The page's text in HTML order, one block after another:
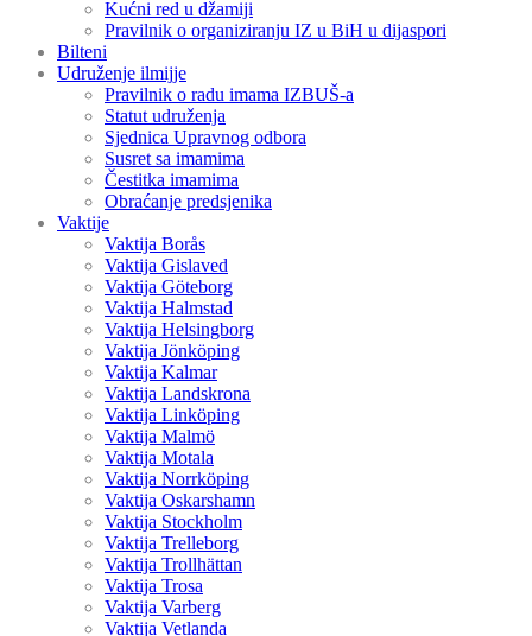
Kućni red u džamiji
Pravilnik o organiziranju IZ u BiH u dijaspori
Bilteni
Udruženje ilmijje
Pravilnik o radu imama IZBUŠ-a
Statut udruženja
Sjednica Upravnog odbora
Susret sa imamima
Čestitka imamima
Obraćanje predsjenika
Vaktije
Vaktija Borås
Vaktija Gislaved
Vaktija Göteborg
Vaktija Halmstad
Vaktija Helsingborg
Vaktija Jönköping
Vaktija Kalmar
Vaktija Landskrona
Vaktija Linköping
Vaktija Malmö
Vaktija Motala
Vaktija Norrköping
Vaktija Oskarshamn
Vaktija Stockholm
Vaktija Trelleborg
Vaktija Trollhättan
Vaktija Trosa
Vaktija Varberg
Vaktija Vetlanda